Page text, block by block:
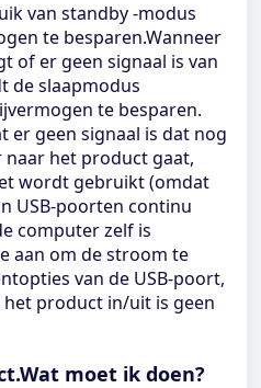
van standby -modus
te besparen.Wanneer
of er geen signaal is van
de slaapmodus
te besparen.
er geen signaal is dat nog
het product gaat,
wordt gebruikt (omdat
USB-poorten continu
computer zelf is
aan om de stroom te
van de USB-poort,
product in/uit is geen
moet ik doen?